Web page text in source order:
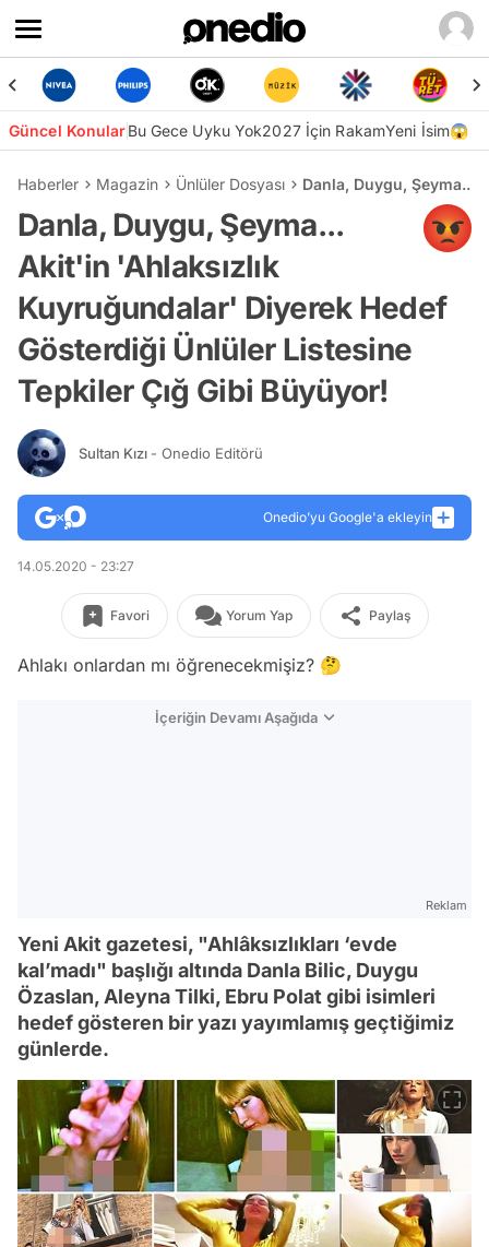
Güncel KonularBu Gece Uyku Yok2027 İçin RakamYeni İsim😱
Haberler Magazin Ünlüler Dosyası Danla, Duygu, Şeyma...
Danla, Duygu, Şeyma...
Akit'in 'Ahlaksızlık
Kuyruğundalar' Diyerek Hedef
Gösterdiği Ünlüler Listesine
Tepkiler Çığ Gibi Büyüyor!
Sultan Kızı - Onedio Editörü
Onedio’yu Google'a ekleyin
14.05.2020 - 23:27
Favori Yorum Yap Paylaş
Ahlakı onlardan mı öğrenecekmişiz? 🤔
İçeriğin Devamı Aşağıda
Reklam
Yeni Akit gazetesi, "Ahlâksızlıkları ‘evde
kal’madı" başlığı altında Danla Bilic, Duygu
Özaslan, Aleyna Tilki, Ebru Polat gibi isimleri
hedef gösteren bir yazı yayımlamış geçtiğimiz
günlerde.